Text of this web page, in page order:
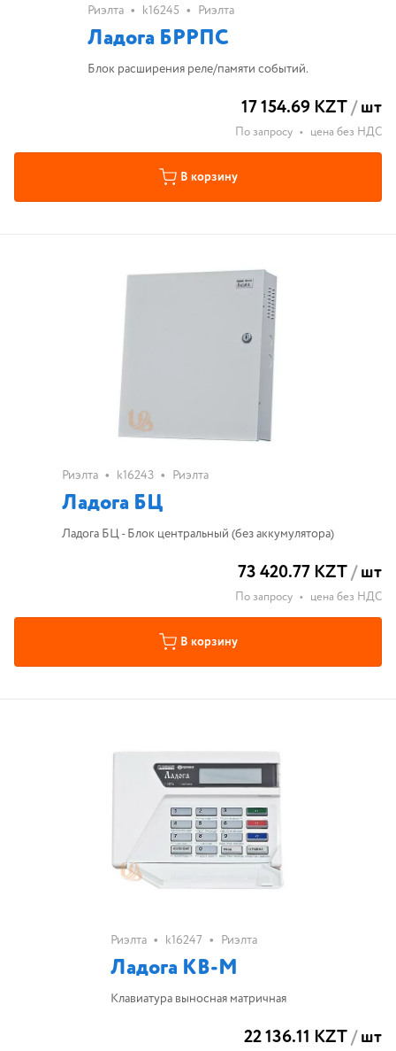
Риэлта • k16245 • Риэлта
Ладога БРРПС
Блок расширения реле/памяти событий.
17 154.69 KZT/шт
По запросу • цена без НДС
В корзину
Риэлта • k16243 • Риэлта
Ладога БЦ
Ладога БЦ - Блок центральный (без аккумулятора)
73 420.77 KZT/шт
По запросу • цена без НДС
В корзину
Риэлта • k16247 • Риэлта
Ладога КВ-М
Клавиатура выносная матричная
22 136.11 KZT/шт